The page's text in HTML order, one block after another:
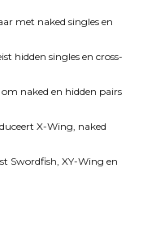
met naked singles en
hidden singles en cross-
naked en hidden pairs
X-Wing, naked
Swordfish, XY-Wing en